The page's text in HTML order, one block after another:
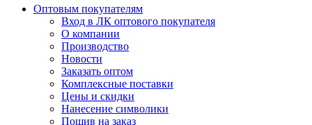
Оптовым покупателям
Вход в ЛК оптового покупателя
О компании
Производство
Новости
Заказать оптом
Комплексные поставки
Цены и скидки
Нанесение символики
Пошив на заказ